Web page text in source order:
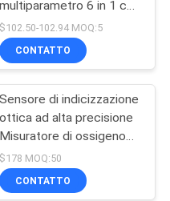
68
multiparametro 6 in 1 con
precisione di 0,1 pH e
display LCD per acquari e
idroponica
$102.50-102.94 MOQ:5
CONTATTO
Sensore di indicizzazione
ottica ad alta precisione
Misuratore di ossigeno
disciolto con sonda
esterna e misuratore
portatile di qualità
$178 MOQ:50
CONTATTO